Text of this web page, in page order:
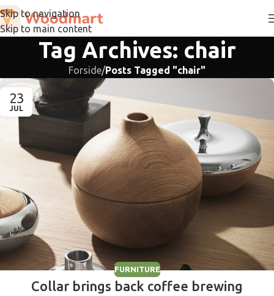
Skip to navigation
Skip to main content
Tag Archives: chair
Forside/Posts Tagged "chair"
23
JUL
FURNITURE
Collar brings back coffee brewing